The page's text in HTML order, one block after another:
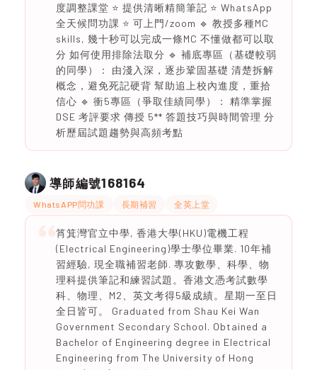
度調整課堂 ⭐️ 提供清晰精簡筆記 ⭐️ WhatsApp
全天候問功課 ⭐️ 可上門/zoom 🔹 教授多種MC
skills, 幾十秒可以完成一條MC 不懂做都可以取
分 如何使用排除法取分 🔹 補底專區（基礎較弱
的同學）： 由淺入深，逐步鞏固基礎 清楚拆解
概念，避免死記硬背 幫助追上校內進度，重拾
信心 🔹 衝5專區（爭取佳績同學）： 精準掌握
DSE 考評要求 傳授 5** 答題技巧與時間管理 分
析歷屆試題趨勢與高頻考點
導師編號168164
WhatsAPP問功課 長期補習 全英上堂
筲箕灣官立中學, 香港大學(HKU)電機工程
(Electrical Engineering)學士學位畢業. 10年補
習經驗, 現全職補習老師. 專攻數學、科學、物
理科提供筆記和練習試題。香港文憑考試數學
科、物理、M2、英文考得5級成績。星期一至日
全日皆可。 Graduated from Shau Kei Wan
Government Secondary School. Obtained a
Bachelor of Engineering degree in Electrical
Engineering from The University of Hong